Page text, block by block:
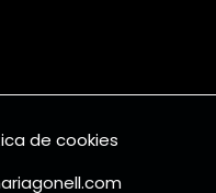
de cookies